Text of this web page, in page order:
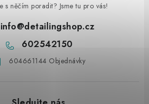
s něčím poradit? Jsme tu pro vás!
info@detailingshop.cz
602542150
604661144 Objednávky